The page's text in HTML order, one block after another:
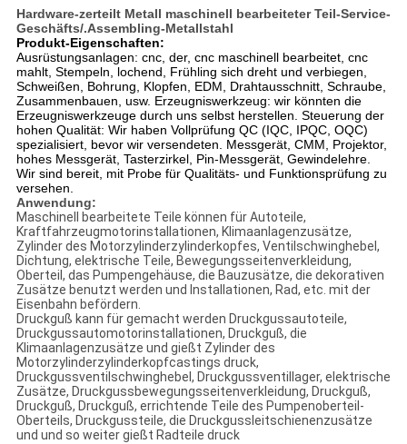
Hardware-zerteilt Metall maschinell bearbeiteter Teil-Service-
Geschäfts/.Assembling-Metallstahl
Produkt-Eigenschaften:
Ausrüstungsanlagen: cnc, der, cnc maschinell bearbeitet, cnc
mahlt, Stempeln, lochend, Frühling sich dreht und verbiegen,
Schweißen, Bohrung, Klopfen, EDM, Drahtausschnitt, Schraube,
Zusammenbauen, usw. Erzeugniswerkzeug: wir könnten die
Erzeugniswerkzeuge durch uns selbst herstellen. Steuerung der
hohen Qualität: Wir haben Vollprüfung QC (IQC, IPQC, OQC)
spezialisiert, bevor wir versendeten. Messgerät, CMM, Projektor,
hohes Messgerät, Tasterzirkel, Pin-Messgerät, Gewindelehre.
Wir sind bereit, mit Probe für Qualitäts- und Funktionsprüfung zu
versehen.
Anwendung:
Maschinell bearbeitete Teile können für Autoteile,
Kraftfahrzeugmotorinstallationen, Klimaanlagenzusätze,
Zylinder des Motorzylinderzylinderkopfes, Ventilschwinghebel,
Dichtung, elektrische Teile, Bewegungsseitenverkleidung,
Oberteil, das Pumpengehäuse, die Bauzusätze, die dekorativen
Zusätze benutzt werden und Installationen, Rad, etc. mit der
Eisenbahn befördern.
Druckguß kann für gemacht werden Druckgussautoteile,
Druckgussautomotorinstallationen, Druckguß, die
Klimaanlagenzusätze und gießt Zylinder des
Motorzylinderzylinderkopfcastings druck,
Druckgussventilschwinghebel, Druckgussventillager, elektrische
Zusätze, Druckgussbewegungsseitenverkleidung, Druckguß,
Druckguß, Druckguß, errichtende Teile des Pumpenoberteil-
Oberteils, Druckgussteile, die Druckgussleitschienenzusätze
und und so weiter gießt Radteile druck